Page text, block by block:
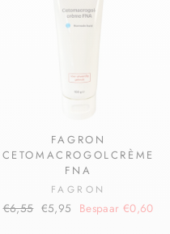
FAGRON
CETOMACROGOLCRÈME
FNA
FAGRON
€6,55 €5,95 Bespaar €0,60